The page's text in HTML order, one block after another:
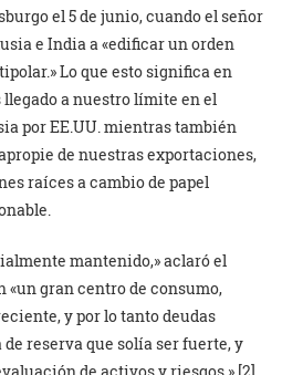
el 5 de junio, cuando el señor
e India a «edificar un orden
Lo que esto significa en
a nuestro límite en el
por EE.UU. mientras también
de nuestras exportaciones,
raíces a cambio de papel
mantenido,» aclaró el
«un gran centro de consumo,
y por lo tanto deudas
reserva que solía ser fuerte, y
de activos y riesgos.» [2]